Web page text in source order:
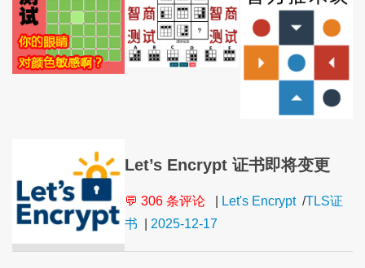
Let’s Encrypt 证书即将变更
💬 306 条评论 Let's Encrypt /TLS证
书
2025-12-17